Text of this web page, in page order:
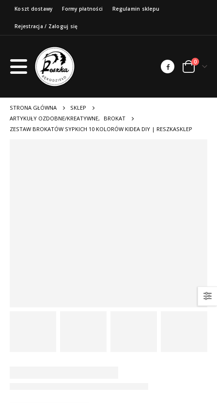
Koszt dostawy Formy płatności Regulamin sklepu
Rejestracja / Zaloguj się
0
STRONA GŁÓWNA
SKLEP
ARTYKUŁY OZDOBNE/KREATYWNE,
BROKAT
ZESTAW BROKATÓW SYPKICH 10 KOLORÓW KIDEA DIY | RESZKASKLEP